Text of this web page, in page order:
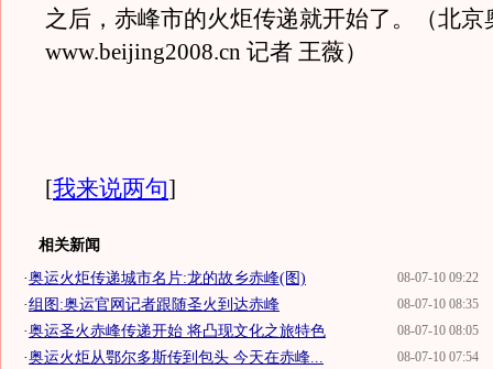
之后，赤峰市的火炬传递就开始了。（北京
www.beijing2008.cn 记者 王薇）
[我来说两句]
相关新闻
08-07-10 09:22
·奥运火炬传递城市名片:龙的故乡赤峰(图)
08-07-10 08:35
·组图:奥运官网记者跟随圣火到达赤峰
08-07-10 08:05
·奥运圣火赤峰传递开始 将凸现文化之旅特色
08-07-10 07:54
·奥运火炬从鄂尔多斯传到包头 今天在赤峰...